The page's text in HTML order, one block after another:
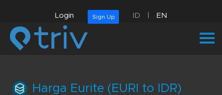
Login Sign Up ID EN
Harga Eurite (EURI to IDR)